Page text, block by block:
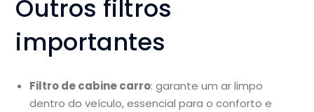
Outros filtros
importantes
Filtro de cabine carro: garante um ar limpo
dentro do veículo, essencial para o conforto e